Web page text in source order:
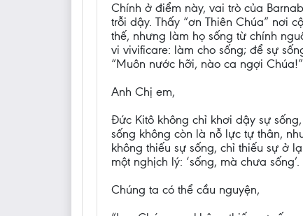
Chính ở điểm này, vai trò của
trỗi dậy. Thấy “ơn Thiên Chúa” nơi
thế, nhưng làm họ sống từ chính
vi vivificare: làm cho sống; để sự
“Muôn nước hỡi, nào ca ngợi
Anh Chị em,
Đức Kitô không chỉ khơi dậy sự
sống không còn là nỗ lực tự thân,
không thiếu sự sống, chỉ thiếu sự ở
một nghịch lý: ‘sống, mà chưa
Chúng ta có thể cầu nguyện,